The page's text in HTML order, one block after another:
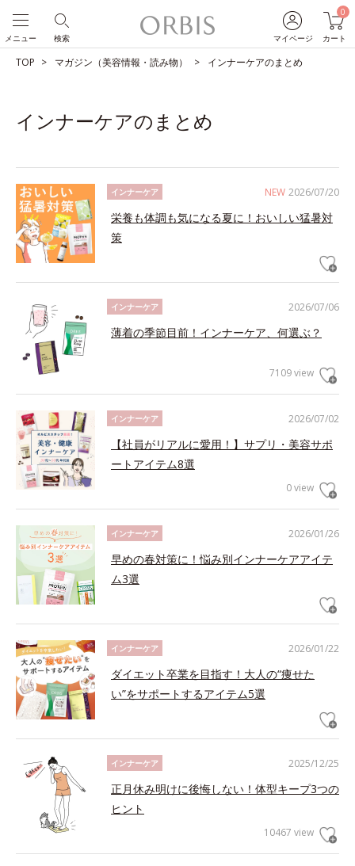
マイページ
0
カート
検索
メニュー
TOP マガジン（美容情報・読み物） インナーケアのまとめ
インナーケアのまとめ
NEW 2026/07/20
インナーケア
栄養も体調も気になる夏に！おいしい猛暑対
策
2026/07/06
インナーケア
薄着の季節目前！インナーケア、何選ぶ？
7109 view
2026/07/02
インナーケア
【社員がリアルに愛用！】サプリ・美容サポ
ートアイテム8選
0 view
2026/01/26
インナーケア
早めの春対策に！悩み別インナーケアアイテ
ム3選
2026/01/22
インナーケア
ダイエット卒業を目指す！大人の“痩せた
い”をサポートするアイテム5選
2025/12/25
インナーケア
正月休み明けに後悔しない！体型キープ3つの
ヒント
10467 view